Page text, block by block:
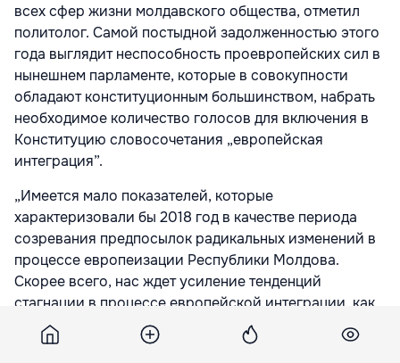
всех сфер жизни молдавского общества, отметил
политолог. Самой постыдной задолженностью этого
года выглядит неспособность проевропейских сил в
нынешнем парламенте, которые в совокупности
обладают конституционным большинством, набрать
необходимое количество голосов для включения в
Конституцию словосочетания „европейская
интеграция”.
„Имеется мало показателей, которые
характеризовали бы 2018 год в качестве периода
созревания предпосылок радикальных изменений в
процессе европеизации Республики Молдова.
Скорее всего, нас ждет усиление тенденций
стагнации в процессе европейской интеграции, как
прямой результат парламентских выборов,
предстоящих в следующем году. Создание